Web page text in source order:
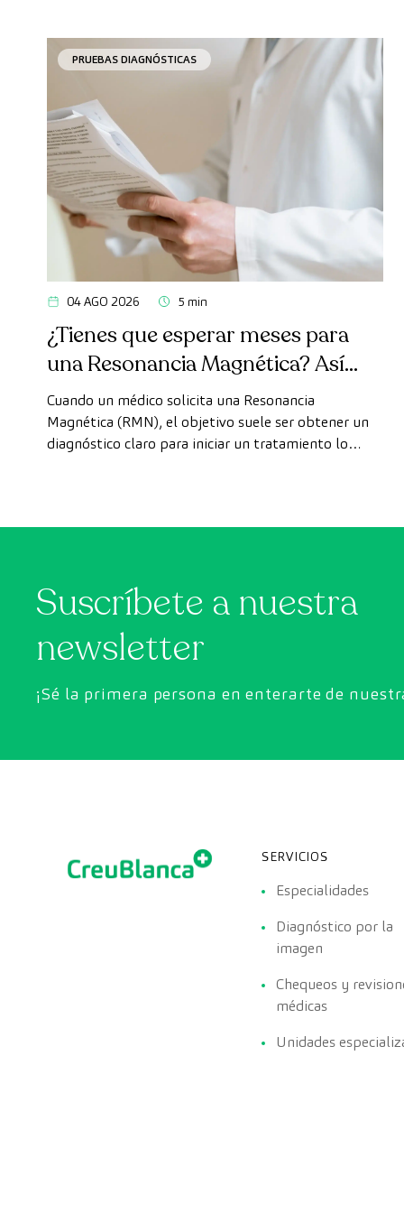
PRUEBAS DIAGNÓSTICAS
04 AGO 2026 5 min
¿Tienes que esperar meses para
una Resonancia Magnética? Así
puedes realizarte la prueba de
forma rápida como paciente
privado
Cuando un médico solicita una Resonancia
Magnética (RMN), el objetivo suele ser obtener un
diagnóstico claro para iniciar un tratamiento lo
Suscríbete a nuestra
newsletter
¡Sé la primera persona en enterarte de
SERVICIOS
Especialidades
Diagnóstico por la
imagen
Chequeos y
médicas
Unidades